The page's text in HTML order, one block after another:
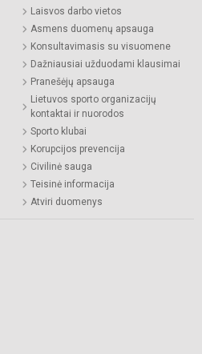
Laisvos darbo vietos
Asmens duomenų apsauga
Konsultavimasis su visuomene
Dažniausiai užduodami klausimai
Pranešėjų apsauga
Lietuvos sporto organizacijų
kontaktai ir nuorodos
Sporto klubai
Korupcijos prevencija
Civilinė sauga
Teisinė informacija
Atviri duomenys